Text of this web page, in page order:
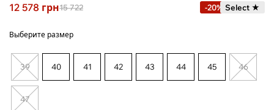
12 578 грн15 722 -20% Select ★
Выберите размер
39 40 41 42 43 44 45 46
47